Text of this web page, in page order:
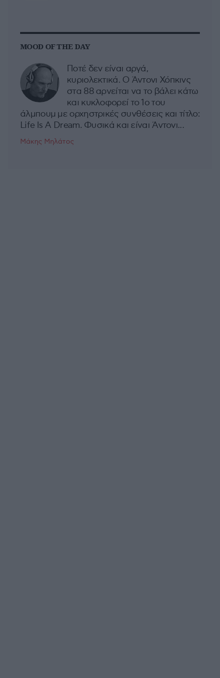
MOOD OF THE DAY
Ποτέ δεν είναι αργά,
κυριολεκτικά. Ο Άντονι Χόπκινς
στα 88 αρνείται να το βάλει κάτω
και κυκλοφορεί το 1ο του
άλμπουμ με ορχηστρικές συνθέσεις και τίτλο:
Life Is A Dream. Φυσικά και είναι Άντονι...
Μάκης Μηλάτος